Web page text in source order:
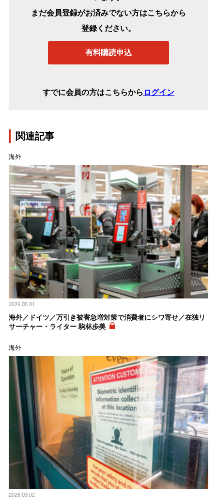
まだ会員登録がお済みでない方はこちらから
登録ください。
有料購読申込
すでに会員の方はこちらから ログイン
関連記事
海外
2026.05.01
海外／ドイツ／万引き被害急増対策で消費者にシワ寄せ／在独リ
サーチャー・ライター 駒林歩美
海外
2026.03.02